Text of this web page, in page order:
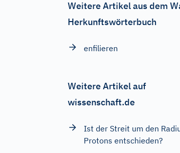
Weitere Artikel aus dem
Herkunftswörterbuch
enfilieren
Weitere Artikel auf
wissenschaft.de
Ist der Streit um den
Protons entschieden?